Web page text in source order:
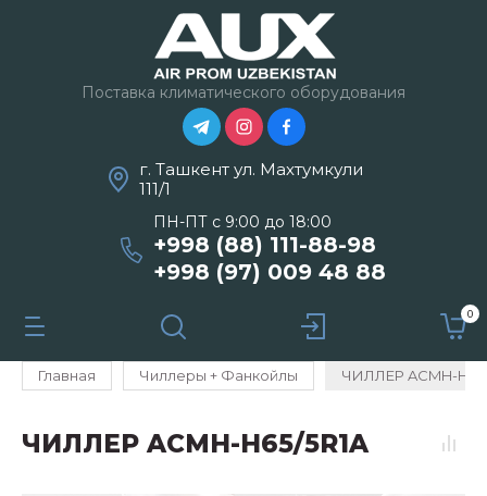
Поставка климатического оборудования
г. Ташкент ул. Махтумкули
111/1
ПН-ПТ с 9:00 до 18:00
+998 (88) 111-88-98
+998 (97) 009 48 88
0
Главная Чиллеры + Фанкойлы ЧИЛЛЕР ACMH-H65/
ЧИЛЛЕР ACMH-H65/5R1A